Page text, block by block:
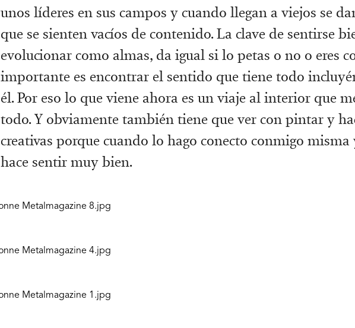
unos líderes en sus campos y cuando llegan a viejos se
que se sienten vacíos de contenido. La clave de sentirse
evolucionar como almas, da igual si lo petas o no o eres
importante es encontrar el sentido que tiene todo
él. Por eso lo que viene ahora es un viaje al interior que
todo. Y obviamente también tiene que ver con pintar y
creativas porque cuando lo hago conecto conmigo misma
hace sentir muy bien.